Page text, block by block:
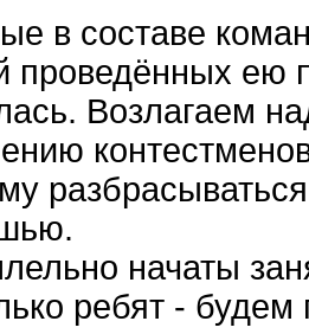
в составе
проведённых ею
Возлагаем
начаты
ребят - будем